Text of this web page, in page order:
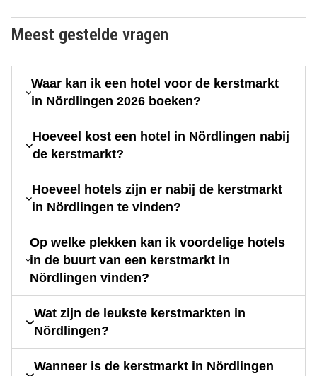
Meest gestelde vragen
Waar kan ik een hotel voor de kerstmarkt
in Nördlingen 2026 boeken?
Hoeveel kost een hotel in Nördlingen nabij
de kerstmarkt?
Hoeveel hotels zijn er nabij de kerstmarkt
in Nördlingen te vinden?
Op welke plekken kan ik voordelige hotels
in de buurt van een kerstmarkt in
Nördlingen vinden?
Wat zijn de leukste kerstmarkten in
Nördlingen?
Wanneer is de kerstmarkt in Nördlingen